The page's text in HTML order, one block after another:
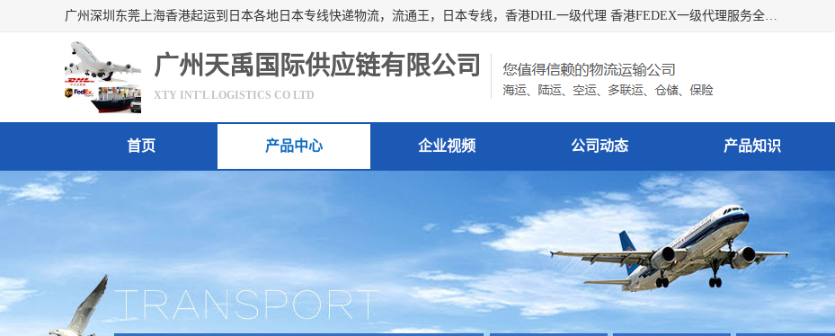
广州深圳东莞上海香港起运到日本各地日本专线快递物流，流通王，日本专线，香港DHL一级代理 香港FEDEX一级代理服务全球主要地区。我司各员工在国际物流行业经验超8年，热枕为各广大进口商与进口商提供优质服务.
广州天禹国际供应链有限公司
XTY INT'L LOGISTICS CO LTD
首页 产品中心 企业视频 公司动态 产品知识